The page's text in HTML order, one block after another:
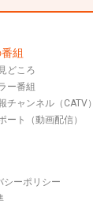
組
どころ
ー番組
チャンネル（CATV）
ート（動画配信）
シーポリシー